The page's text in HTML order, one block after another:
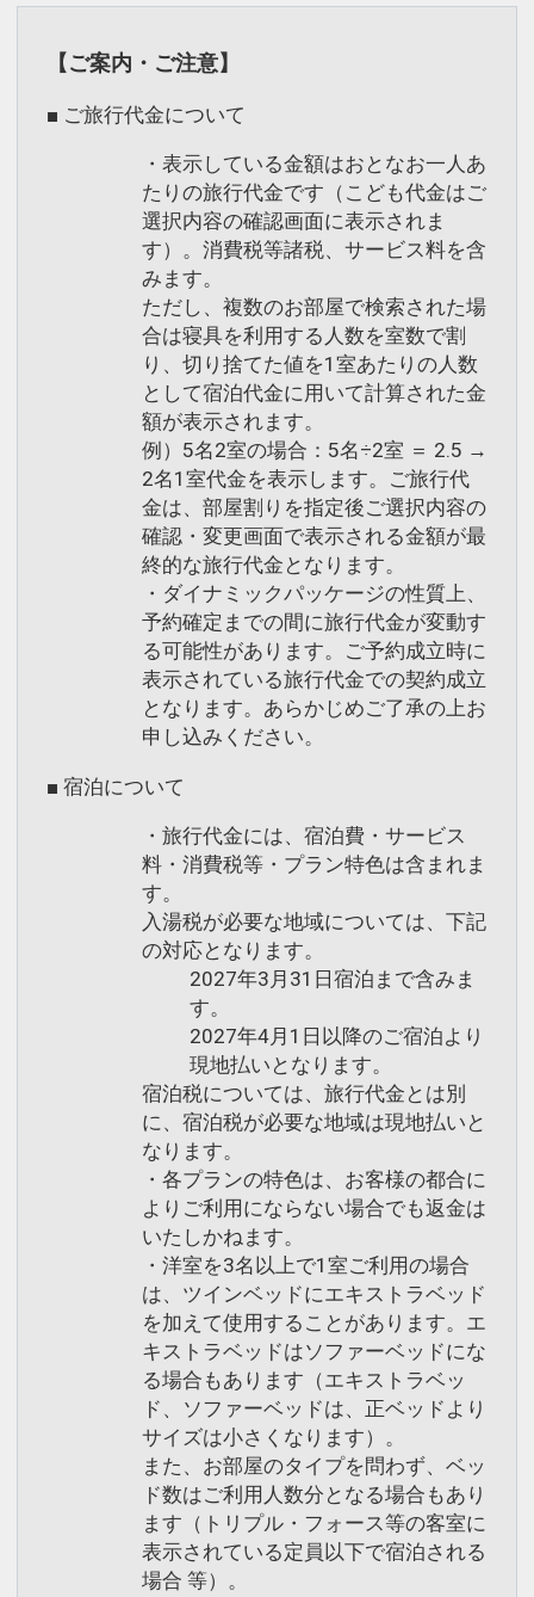
31日
インターネットコース番号：DP-2-
200000001297
【宿泊条件】
・２名様１室より承ります。
・ご到着が２０時を過ぎる場合は、フロ
ント（０９９３－２２－３１３７）へご
・お食事会場は当日のご案内となりま
・各種併用は出来ません。
気楽に温泉～1泊朝食付プラン 名湯百選
「指宿温泉」でリフレッシュ♪
【1泊朝食付き】【ゆったりレイトチェ
ックイン】
早めにチェックインを済ませて指宿観光
やビジネスにお出かけの方、
砂むし温泉など、観光スポットを一日中
満喫し、
当館へのご到着が遅い時間になられるお
客様に最適の1泊朝食付きプランです♪
▼ゆったりレイトイン
チェックイン時間15:00～22:00（通常
15:00～20：00）
設定期間：2022年1月12日～2027年1月
インターネットコース番号：DP-2-
200000001296
【ご案内・ご注意】
■ ご旅行代金について
・表示している金額はおとなお一人あ
たりの旅行代金です（こども代金はご
選択内容の確認画面に表示されま
す）。消費税等諸税、サービス料を含
みます。
ただし、複数のお部屋で検索された場
合は寝具を利用する人数を室数で割
り、切り捨てた値を1室あたりの人数
として宿泊代金に用いて計算された金
額が表示されます。
例）5名2室の場合：5名÷2室 ＝ 2.5 →
2名1室代金を表示します。ご旅行代
金は、部屋割りを指定後ご選択内容の
確認・変更画面で表示される金額が最
終的な旅行代金となります。
・ダイナミックパッケージの性質上、
予約確定までの間に旅行代金が変動す
る可能性があります。ご予約成立時に
表示されている旅行代金での契約成立
となります。あらかじめご了承の上お
申し込みください。
■ 宿泊について
・旅行代金には、宿泊費・サービス
料・消費税等・プラン特色は含まれま
す。
入湯税が必要な地域については、下記
の対応となります。
2027年3月31日宿泊まで含みま
す。
2027年4月1日以降のご宿泊より
現地払いとなります。
宿泊税については、旅行代金とは別
に、宿泊税が必要な地域は現地払いと
なります。
・各プランの特色は、お客様の都合に
よりご利用にならない場合でも返金は
いたしかねます。
・洋室を3名以上で1室ご利用の場合
は、ツインベッドにエキストラベッド
を加えて使用することがあります。エ
キストラベッドはソファーベッドにな
る場合もあります（エキストラベッ
ド、ソファーベッドは、正ベッドより
サイズは小さくなります）。
また、お部屋のタイプを問わず、ベッ
ド数はご利用人数分となる場合もあり
ます（トリプル・フォース等の客室に
表示されている定員以下で宿泊される
場合 等）。